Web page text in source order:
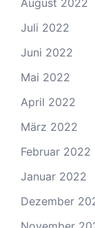
August 2022
Juli 2022
Juni 2022
Mai 2022
April 2022
März 2022
Februar 2022
Januar 2022
Dezember